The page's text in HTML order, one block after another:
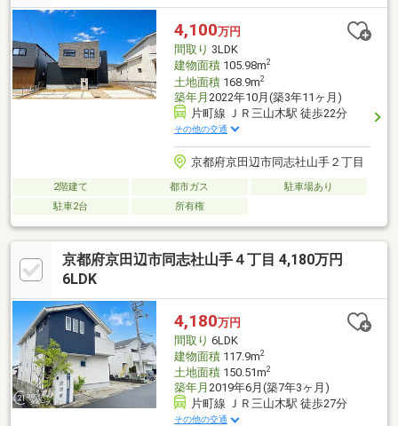
4,100万円
間取り 3LDK
建物面積105.98m2
土地面積168.9m2
築年月 2022年10月(築3年11ヶ月)
片町線 ＪＲ三山木駅 徒歩22分
その他の交通
京都府京田辺市同志社山手２丁目
2階建て 都市ガス
駐車場あり
駐車2台
所有権
京都府京田辺市同志社山手４丁目 4,180万円
6LDK
4,180万円
間取り 6LDK
建物面積117.9m2
土地面積150.51m2
築年月 2019年6月(築7年3ヶ月)
片町線 ＪＲ三山木駅 徒歩27分
その他の交通